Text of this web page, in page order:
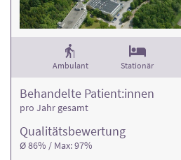
Ambulant Stationär
Qualitäts­bewertung
Ø 86% / Max: 97%
Behandelte Patient:innen
pro Jahr gesamt